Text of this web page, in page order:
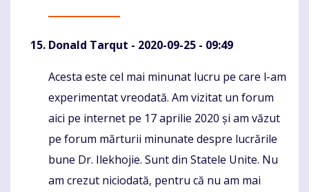
Donald Tarqut - 2020-09-25 - 09:49
Komentaras
Acesta este cel mai minunat lucru pe care l-am
experimentat vreodată. Am vizitat un forum
aici pe internet pe 17 aprilie 2020 și am văzut
pe forum mărturii minunate despre lucrările
bune Dr. Ilekhojie. Sunt din Statele Unite. Nu
am crezut niciodată, pentru că nu am mai